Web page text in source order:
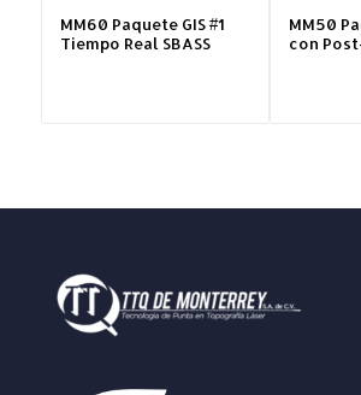
MM60 Paquete GIS #1
Tiempo Real SBASS
MM50
con